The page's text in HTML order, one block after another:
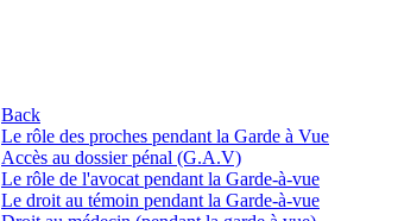
Back
Le rôle des proches pendant la Garde à Vue
Accès au dossier pénal (G.A.V)
Le rôle de l'avocat pendant la Garde-à-vue
Le droit au témoin pendant la Garde-à-vue